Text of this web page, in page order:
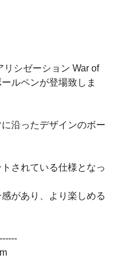
リシゼーション War of
ルペンが登場致しま
沿ったデザインのボー
されている仕様となっ
があり、より楽しめる